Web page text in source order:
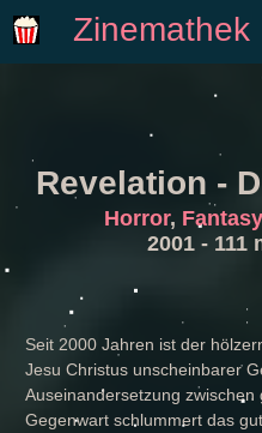
Zinemathek
Revelation -
Horror, Fantasy
2001 - 111
Seit 2000 Jahren ist der
Jesu Christus unscheinbarer
Auseinandersetzung
Gegenwart schlummert das